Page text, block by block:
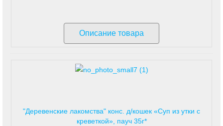
Описание товара
"Деревенские лакомства" конс. д/кошек «Суп из утки с
креветкой», пауч 35г*